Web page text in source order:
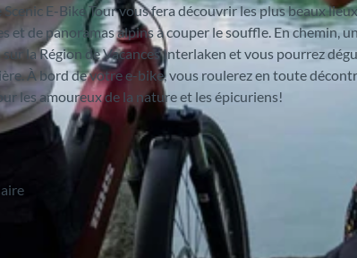
E-Bike Tour vous fera découvrir les plus beaux
et de panoramas alpins à couper le souffle. En chemin,
la Région de Vacances Interlaken et vous pourrez
À bord de votre e-bike, vous roulerez en toute
les amoureux de la nature et les épicuriens!